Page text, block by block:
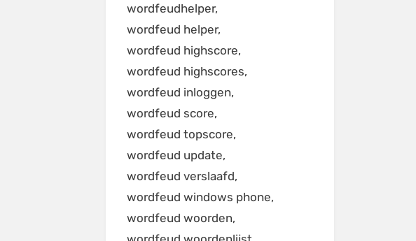
wordfeudhelper
wordfeud helper
wordfeud highscore
wordfeud highscores
wordfeud inloggen
wordfeud score
wordfeud topscore
wordfeud update
wordfeud verslaafd
wordfeud windows phone
wordfeud woorden